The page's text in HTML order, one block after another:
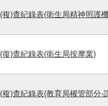
)查紀錄表(衛生局精神照護
)查紀錄表(衛生局按摩業)
)查紀錄表(教育局權管部分-